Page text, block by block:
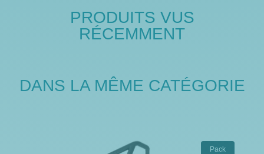
PRODUITS VUS
RÉCEMMENT
DANS LA MÊME CATÉGORIE
Pack